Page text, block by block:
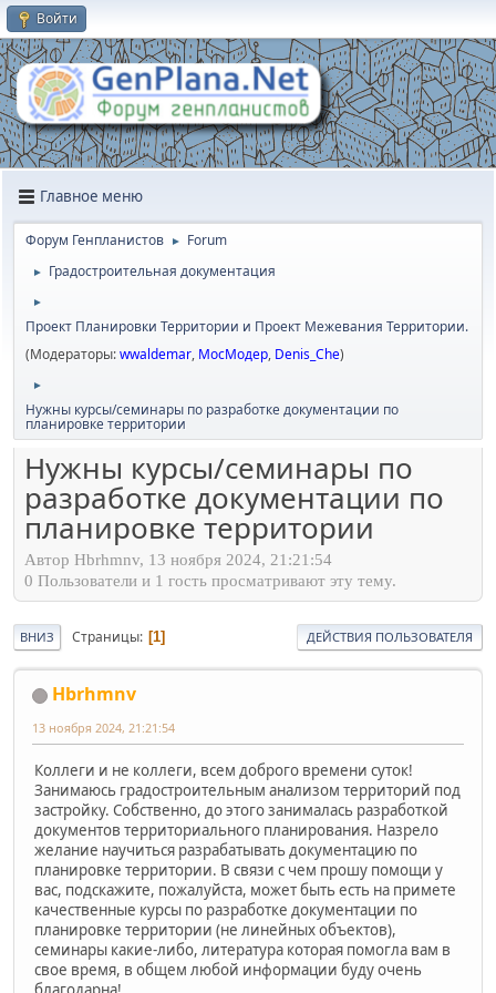
Войти
Главное меню
Форум Генпланистов ► Forum
► Градостроительная документация
►
Проект Планировки Территории и Проект Межевания Территории.
(Модераторы:wwaldemar, МосМодер, Denis_Che)
►
Нужны курсы/семинары по разработке документации по
планировке территории
Нужны курсы/семинары по
разработке документации по
планировке территории
Автор Hbrhmnv, 13 ноября 2024, 21:21:54
0 Пользователи и 1 гость просматривают эту тему.
ВНИЗ Страницы 1 ДЕЙСТВИЯ ПОЛЬЗОВАТЕЛЯ
Hbrhmnv
13 ноября 2024, 21:21:54
Коллеги и не коллеги, всем доброго времени суток!
Занимаюсь градостроительным анализом территорий под
застройку. Собственно, до этого занималась разработкой
документов территориального планирования. Назрело
желание научиться разрабатывать документацию по
планировке территории. В связи с чем прошу помощи у
вас, подскажите, пожалуйста, может быть есть на примете
качественные курсы по разработке документации по
планировке территории (не линейных объектов),
семинары какие-либо, литература которая помогла вам в
свое время, в общем любой информации буду очень